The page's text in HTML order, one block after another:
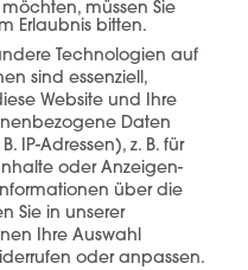
müssen Sie
Erlaubnis bitten.
Technologien auf
sind essenziell,
Website und Ihre
Daten
IP-Adressen), z. B. für
oder Anzeigen-
über die
Sie in unserer
Ihre Auswahl
oder anpassen.